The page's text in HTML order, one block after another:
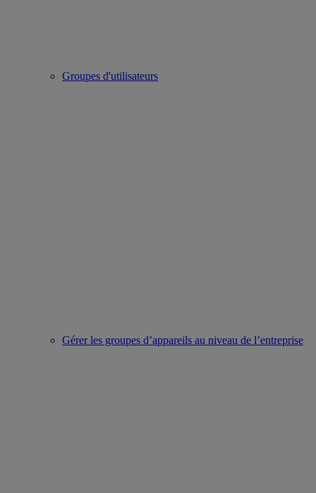
Groupes d'utilisateurs
Gérer les groupes d’appareils au niveau de l’entreprise